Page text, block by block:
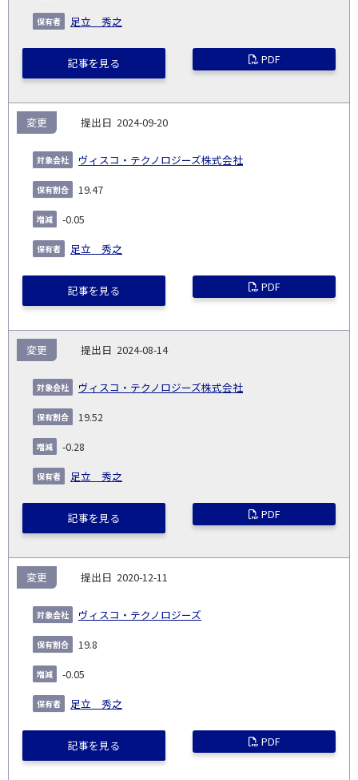
足立 秀之
記事を見る PDF
2024-09-20
ヴィスコ・テクノロジーズ株式会社
変更
19.47
-0.05
足立 秀之
記事を見る PDF
2024-08-14
ヴィスコ・テクノロジーズ株式会社
変更
19.52
-0.28
足立 秀之
記事を見る PDF
2020-12-11
ヴィスコ・テクノロジーズ
変更
19.8
-0.05
足立 秀之
記事を見る PDF